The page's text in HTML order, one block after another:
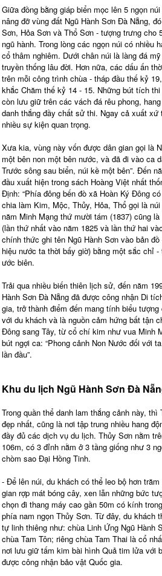
Giữa đồng bằng giáp biển mọc lên 5 ngọn
nâng đỡ vùng đất Ngũ Hành Sơn Đà Nẵng,
Sơn, Hỏa Sơn và Thổ Sơn - tượng trưng cho
ngũ hành. Trong lòng các ngọn núi có nhiều
cổ thâm nghiêm. Dưới chân núi là làng đá
truyền thống lâu đời. Hơn nữa, các dấu ấn
trên mỗi công trình chùa - tháp đầu thế kỷ
khắc Chăm thế kỷ 14 - 15. Những bút tích
còn lưu giữ trên các vách đá rêu phong,
danh thắng đầy chất sử thi. Ngay cả xuất xứ
nhiều sự kiện quan trọng.
Xưa kia, vùng này vốn được dân gian gọi là
một bên non một bên nước, và đã đi vào ca
Trước sông sau biển, núi kề một bên”. Đến
đầu xuất hiện trong sách Hoàng Việt nhất
Định: “Phía đông bến đò xã Hoàn Ký Đông
chia làm Kim, Mộc, Thủy, Hỏa, Thổ gọi là
năm Minh Mạng thứ mười tám (1837) cũng
(lần thứ nhất vào năm 1825 và lần thứ hai
chính thức ghi tên Ngũ Hành Sơn vào bản
hiệu nước ta thời bấy giờ) bằng một sắc chỉ
ước biên.
Trải qua nhiều biến thiên lịch sử, đến năm
Hành Sơn Đà Nẵng đã được công nhận Di
gia, trở thành điểm đến mang tính biểu
với du khách và là nguồn cảm hứng bất tận
Đông sang Tây, từ cổ chí kim như vua Minh
bút ngợi ca: “Phong cảnh Non Nước đối với
lần đầu”.
Khu du lịch Ngũ Hành Sơn Đà
Trong quần thể danh lam thắng cảnh này,
đẹp nhất, cũng là nơi tập trung nhiều hang
đầy đủ các dịch vụ du lịch. Thủy Sơn nằm
106m, có 3 đỉnh nằm ở 3 tầng giống như 3
chòm sao Đại Hồng Tinh.
- Để lên núi, du khách có thể leo bộ hơn
gian rợp mát bóng cây, xen lẫn những bức
chọn đi thang máy cao gần 50m có kính
phía nam ngọn Thủy Sơn. Từ đây, du khách
tự linh thiêng như: chùa Linh Ứng Ngũ Hành
chùa Tam Tôn; riêng chùa Tam Thai là cổ
nơi lưu giữ tấm kim bài hình Quả tim lửa với
được công nhận bảo vật Quốc gia.